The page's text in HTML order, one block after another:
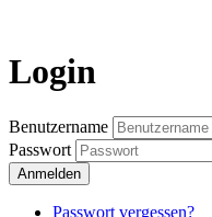
Login
Benutzername
Passwort
Anmelden
Passwort vergessen?